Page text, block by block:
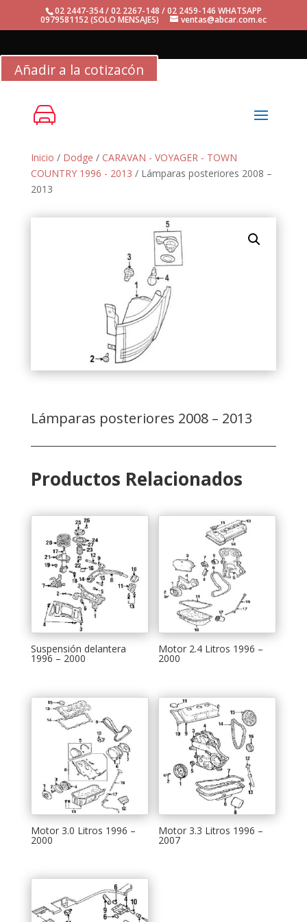
02 2447-354 / 02 2267-148 / 02 2459-146 WHATSAPP
0979581152 (SOLO MENSAJES) ventas@abcar.com.ec
Añadir a la cotizacón
Inicio / Dodge / CARAVAN - VOYAGER - TOWN
COUNTRY 1996 - 2013 / Lámparas posteriores 2008 –
2013
Lámparas posteriores 2008 – 2013
Productos Relacionados
Suspensión delantera
1996 – 2000
Motor 2.4 Litros 1996 –
2000
Motor 3.0 Litros 1996 –
2000
Motor 3.3 Litros 1996 –
2007